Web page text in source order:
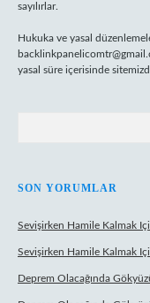
sayılırlar.
Hukuka ve yasal
yasal süre içerisinde
SON YORUMLAR
Sevişirken Hamile Kalmak
Sevişirken Hamile Kalmak
Deprem Olacağında